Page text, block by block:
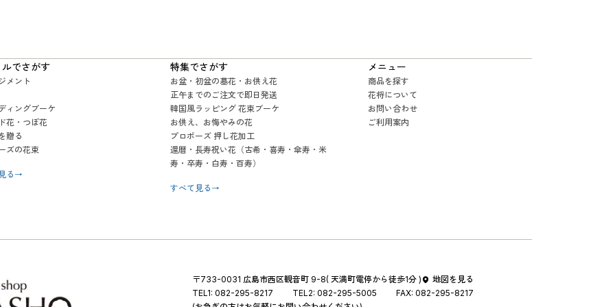
でさがす
メント
ィングブーケ
花・つぼ花
贈る
ズの花束
る →
特集でさがす
お盆・初盆の墓花・お供え花
正午までのご注文で即日発送
韓国風ラッピング 花束ブーケ
お供え、お悔やみの花
プロポーズ 押し花加工
還暦・長寿祝い花（古希・喜寿・傘寿・米
寿・卒寿・白寿・百寿）
すべて見る →
メニュー
商品を探す
花将について
お問い合わせ
ご利用案内
〒733-0031 広島市西区観音町 9-8( 天満町電停から徒歩1分 )
地図を見る
TEL1: 082-295-8217 TEL2: 082-295-5005 FAX: 082-295-8217